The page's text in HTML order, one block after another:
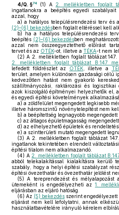
4/Q. §74 (1) A 2. mellékletben foglalt
ingatlanokra a beépítés egyedi szabályait
azzal, hogy
a) a hatályos településrendezési terv és
(2)–(6) bekezdésben foglalt eltéréssel kell
b) ha a hatályos településrendezési
beépítés (2)–(6) bekezdésben
azzal nem összeegyeztethető előírást
tervet és az OTÉK-ot, illetve a TÉKA-t nem
(2) A 2. mellékletben foglalt táblázat
2. mellékletben foglalt táblázat B:147
lefedett földrészlet az OTÉK, illetve a
terület, amelyen különösen gazdasági célú
kedvezőtlen hatást nem gyakorló
szállítmányozási, raktározási és
azok kiszolgáló építményei helyezhetők el,
és egyedi építési követelmények
a) a zöldfelület megengedett legkisebb
illetve háromszintű növénytelepítést nem
b) a beépítettség legnagyobb megengedett
c) az átlagos épületmagasság
d) az elhelyezhető épületek és
e) a szintterületi mutató megengedett
(3) A 2. mellékletben foglalt táblázat
ingatlanok tekintetében elrendelt
építési tilalom nem alkalmazandó.
(4) A 2. mellékletben foglalt táblázat
abból telekalakítással kialakításra kerülő
szabály, hogy a helyi építési szabályzat
építési övezethatár és övezethatár jelölést
(5) A tereprendezést és mélyalapozást
ütemeként is engedélyezheti az1.
eljárásban az eljáró hatóság.
(6) Az (5) bekezdés szerint
eljárást nem kell lefolytatni, annak
használatbavételére irányuló kérelem